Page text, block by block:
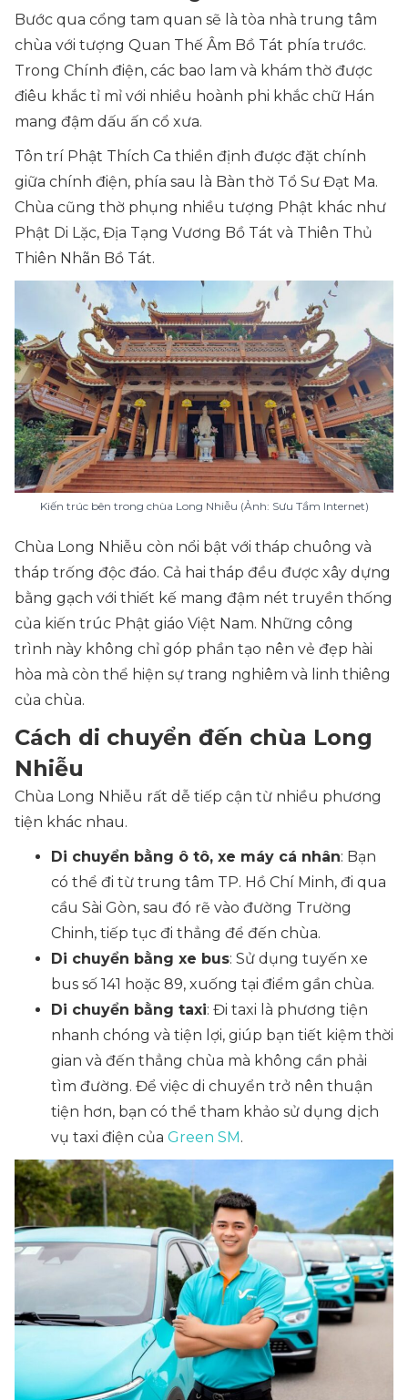
Bước qua cổng tam quan sẽ là tòa nhà trung tâm
chùa với tượng Quan Thế Âm Bồ Tát phía trước.
Trong Chính điện, các bao lam và khám thờ được
điêu khắc tỉ mỉ với nhiều hoành phi khắc chữ Hán
mang đậm dấu ấn cổ xưa.
Tôn trí Phật Thích Ca thiền định được đặt chính
giữa chính điện, phía sau là Bàn thờ Tổ Sư Đạt Ma.
Chùa cũng thờ phụng nhiều tượng Phật khác như
Phật Di Lặc, Địa Tạng Vương Bồ Tát và Thiên Thủ
Thiên Nhãn Bồ Tát.
Kiến trúc bên trong chùa Long Nhiễu (Ảnh: Sưu Tầm Internet)
Chùa Long Nhiễu còn nổi bật với tháp chuông và
tháp trống độc đáo. Cả hai tháp đều được xây dựng
bằng gạch với thiết kế mang đậm nét truyền thống
của kiến trúc Phật giáo Việt Nam. Những công
trình này không chỉ góp phần tạo nên vẻ đẹp hài
hòa mà còn thể hiện sự trang nghiêm và linh thiêng
của chùa.
Cách di chuyển đến chùa Long
Nhiễu
Chùa Long Nhiễu rất dễ tiếp cận từ nhiều phương
tiện khác nhau.
Di chuyển bằng ô tô, xe máy cá nhân: Bạn
có thể đi từ trung tâm TP. Hồ Chí Minh, đi qua
cầu Sài Gòn, sau đó rẽ vào đường Trường
Chinh, tiếp tục đi thẳng để đến chùa.
Di chuyển bằng xe bus: Sử dụng tuyến xe
bus số 141 hoặc 89, xuống tại điểm gần chùa.
Di chuyển bằng taxi: Đi taxi là phương tiện
nhanh chóng và tiện lợi, giúp bạn tiết kiệm thời
gian và đến thẳng chùa mà không cần phải
tìm đường. Để việc di chuyển trở nên thuận
tiện hơn, bạn có thể tham khảo sử dụng dịch
vụ taxi điện của Green SM.